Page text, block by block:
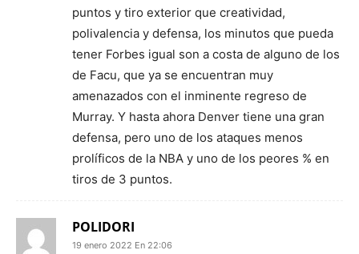
puntos y tiro exterior que creatividad,
polivalencia y defensa, los minutos que pueda
tener Forbes igual son a costa de alguno de los
de Facu, que ya se encuentran muy
amenazados con el inminente regreso de
Murray. Y hasta ahora Denver tiene una gran
defensa, pero uno de los ataques menos
prolíficos de la NBA y uno de los peores % en
tiros de 3 puntos.
POLIDORI
19 enero 2022 En 22:06